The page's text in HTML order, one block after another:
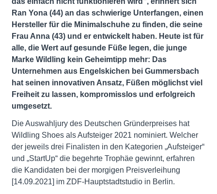
Ran Yona (44) an das schwierige Unterfangen, einen
Hersteller für die Minimalschuhe zu finden, die seine
Frau Anna (43) und er entwickelt haben. Heute ist für
alle, die Wert auf gesunde Füße legen, die junge
Marke Wildling kein Geheimtipp mehr: Das
Unternehmen aus Engelskichen bei Gummersbach
hat seinen innovativen Ansatz, Füßen möglichst viel
Freiheit zu lassen, kompromisslos und erfolgreich
umgesetzt.
Die Auswahljury des Deutschen Gründerpreises hat
Wildling Shoes als Aufsteiger 2021 nominiert. Welcher
der jeweils drei Finalisten in den Kategorien „Aufsteiger“
und „StartUp“ die begehrte Trophäe gewinnt, erfahren
die Kandidaten bei der morgigen Preisverleihung
[14.09.2021] im ZDF-Hauptstadtstudio in Berlin.